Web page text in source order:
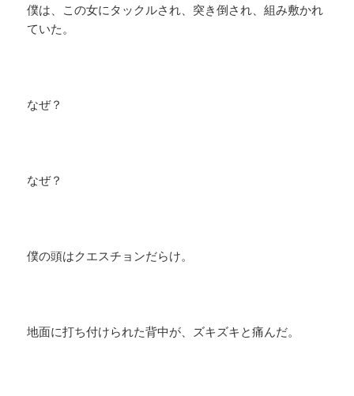
僕は、この女にタックルされ、突き倒され、組み敷かれ
ていた。
なぜ？
なぜ？
僕の頭はクエスチョンだらけ。
地面に打ち付けられた背中が、ズキズキと痛んだ。